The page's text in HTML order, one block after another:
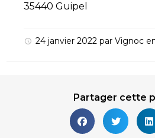
35440 Guipel
24 janvier 2022 par Vignoc
Partager cette